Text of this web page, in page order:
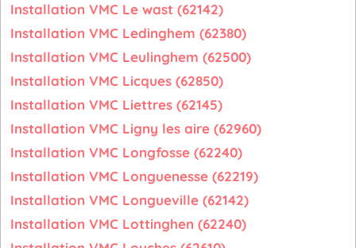
Installation VMC Le wast (62142)
Installation VMC Ledinghem (62380)
Installation VMC Leulinghem (62500)
Installation VMC Licques (62850)
Installation VMC Liettres (62145)
Installation VMC Ligny les aire (62960)
Installation VMC Longfosse (62240)
Installation VMC Longuenesse (62219)
Installation VMC Longueville (62142)
Installation VMC Lottinghen (62240)